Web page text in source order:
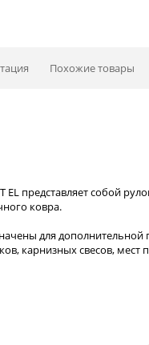
Похожие товары
EL представляет собой
ковра.
для
карнизных свесов,